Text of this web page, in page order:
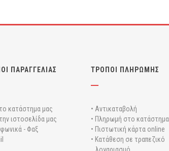
ΠΑΡΑΓΓΕΛΙΑΣ
κατάστημα μας
ιστοσελίδα μας
- Φαξ
ΤΡΟΠΟΙ ΠΛΗΡΩΜΗΣ
• Αντικαταβολή
• Πληρωμή στο κατάστημα
• Πιστωτική κάρτα online
• Κατάθεση σε τραπεζικό